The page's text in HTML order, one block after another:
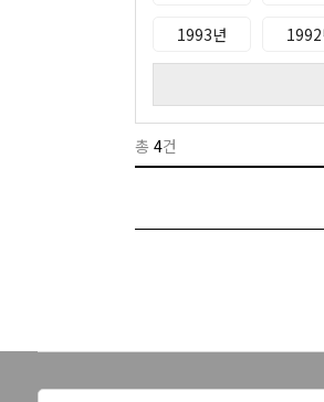
1993년 1992
총 4건